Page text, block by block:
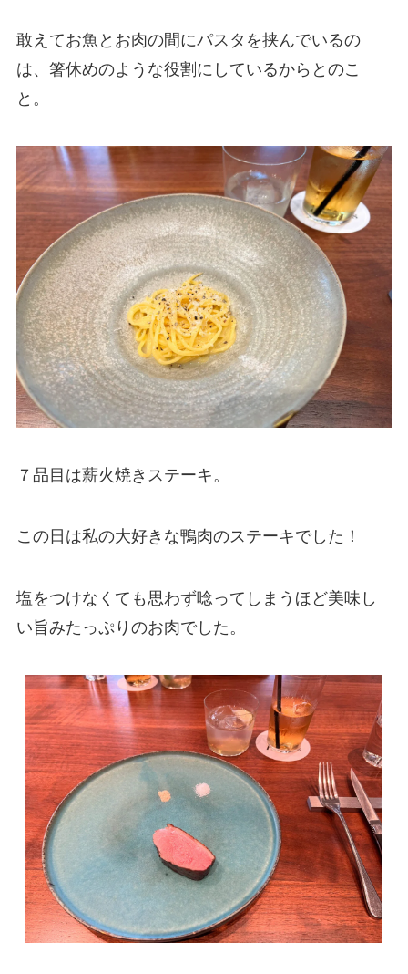
敢えてお魚とお肉の間にパスタを挟んでいるの
は、箸休めのような役割にしているからとのこ
と。
７品目は薪火焼きステーキ。
この日は私の大好きな鴨肉のステーキでした！
塩をつけなくても思わず唸ってしまうほど美味し
い旨みたっぷりのお肉でした。